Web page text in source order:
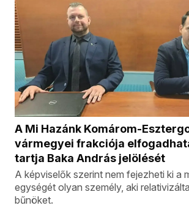
A Mi Hazánk Komárom-
vármegyei frakciója
tartja Baka András jelölését
A képviselők szerint nem fejezheti ki a
egységét olyan személy, aki
bűnöket.